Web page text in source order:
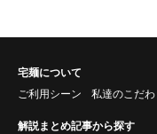
宅麺について
ご利用シーン
私達のこだわ
解説まとめ記事から探す